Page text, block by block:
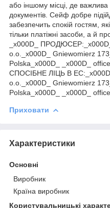
або іншому місці, де важлива
документів. Сейф добре
забезпечить спокій гостям,
тільки платіжні засоби, а й
_x000D_
o.o._x000D_ Gniewomierz
Polska_x000D_ _x000D_
СПОСІБНЕ ЛІЦЬ В
o.o._x000D_ Gniewomierz
Polska_x000D_ _x000D_
Приховати
Характеристики
Основні
Виробник
Країна виробник
Користувальницькі